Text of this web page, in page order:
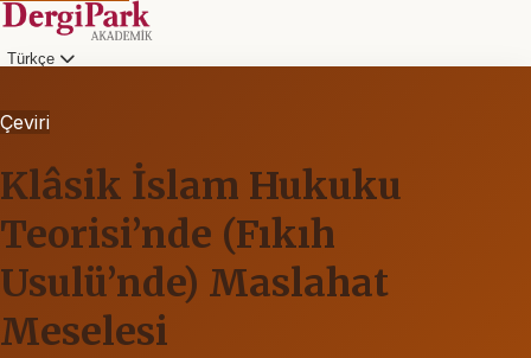
Türkçe
Çeviri
Klâsik İslam Hukuku
Teorisi’nde (Fıkıh
Usulü’nde) Maslahat
Meselesi